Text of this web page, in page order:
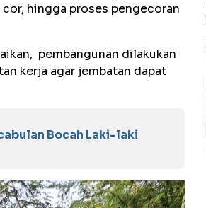
hingga proses pengecoran
pembangunan dilakukan
kerja agar jembatan dapat
Bocah Laki-laki